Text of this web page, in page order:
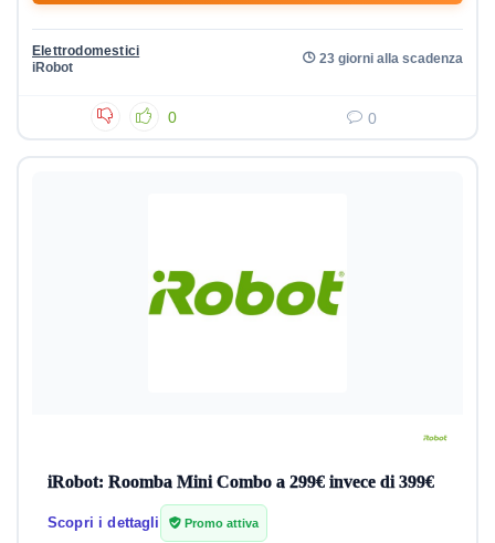
Elettrodomestici
iRobot
23 giorni alla scadenza
0 0
iRobot: Roomba Mini Combo a 299€ invece di 399€
Scopri i dettagli Promo attiva